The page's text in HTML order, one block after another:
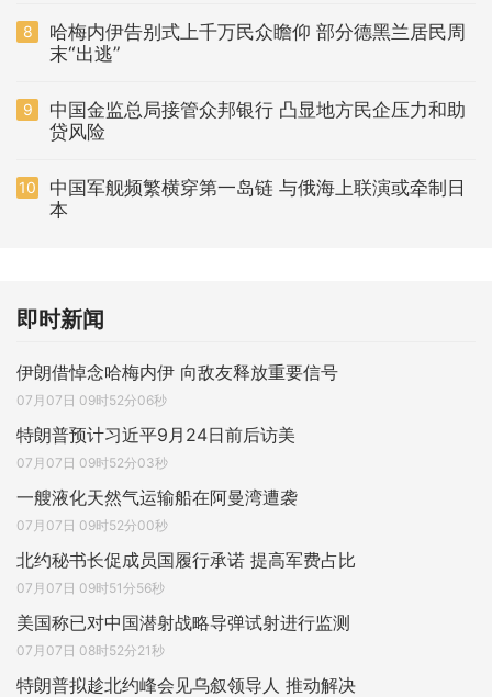
8
哈梅内伊告别式上千万民众瞻仰 部分德黑兰居民周
末“出逃”
9
中国金监总局接管众邦银行 凸显地方民企压力和助
贷风险
10
中国军舰频繁横穿第一岛链 与俄海上联演或牵制日
本
即时新闻
伊朗借悼念哈梅内伊 向敌友释放重要信号
07月07日 09时52分06秒
特朗普预计习近平9月24日前后访美
07月07日 09时52分03秒
一艘液化天然气运输船在阿曼湾遭袭
07月07日 09时52分00秒
北约秘书长促成员国履行承诺 提高军费占比
07月07日 09时51分56秒
美国称已对中国潜射战略导弹试射进行监测
07月07日 08时52分21秒
特朗普拟趁北约峰会见乌叙领导人 推动解决